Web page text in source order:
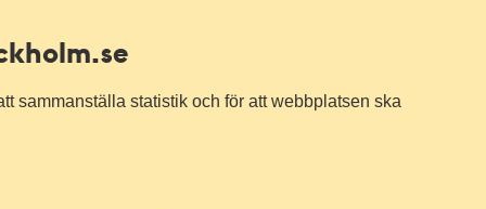
sammanställa statistik och för att webbplatsen ska